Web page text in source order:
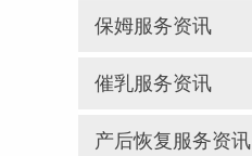
保姆服务资讯
催乳服务资讯
产后恢复服务资讯